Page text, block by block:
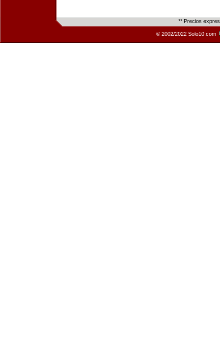
** Precios
© 2002/2022 Solo10.com